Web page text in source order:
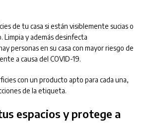
de tu casa si están visiblemente sucias o
Limpia y además desinfecta
personas en su casa con mayor riesgo de
a causa del COVID-19.
con un producto apto para cada una,
de la etiqueta.
espacios y protege a